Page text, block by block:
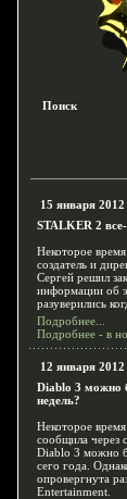
Поиск
15 января
STALKER 2
Некоторое
создатель и
Сергей решил
информации об
разуверились
Подробнее...
Подробнее - в
12 января
Diablo 3 можно
недель?
Некоторое
сообщила через
Diablo 3 можно
сего года.
опровергнута
Entertainment.